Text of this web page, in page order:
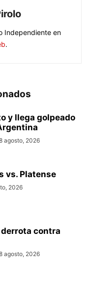
Independiente en
.
y llega golpeado
agosto, 2026
vs. Platense
2026
derrota contra
agosto, 2026